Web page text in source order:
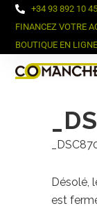
+34 93 892 10 45
FINANCEZ VOTRE
BOUTIQUE EN
Désolé,
est